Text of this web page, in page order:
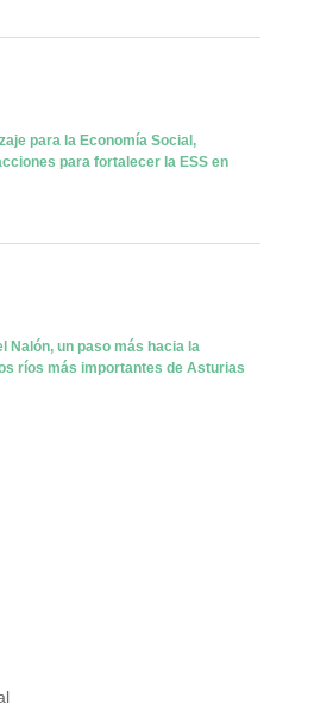
para la Economía Social,
para fortalecer la ESS en
Nalón, un paso más hacia la
ríos más importantes de Asturias